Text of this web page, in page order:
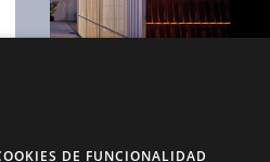
DE FUNCIONALIDAD